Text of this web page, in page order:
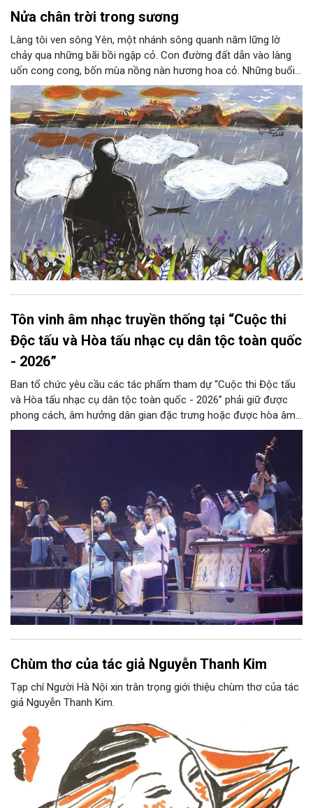
Nửa chân trời trong sương
Làng tôi ven sông Yên, một nhánh sông quanh năm lững lờ
chảy qua những bãi bồi ngập cỏ. Con đường đất dẫn vào làng
uốn cong cong, bốn mùa nồng nàn hương hoa cỏ. Những buổi
hoàng hôn, khi nắng đã dịu xuống phía cuối sông, đám hoa tím
lại thẫm màu như có ai vừa rắc lên một lớp khói.
Tôn vinh âm nhạc truyền thống tại “Cuộc thi
Độc tấu và Hòa tấu nhạc cụ dân tộc toàn quốc
- 2026”
Ban tổ chức yêu cầu các tác phẩm tham dự “Cuộc thi Độc tấu
và Hòa tấu nhạc cụ dân tộc toàn quốc - 2026” phải giữ được
phong cách, âm hưởng dân gian đặc trưng hoặc được hòa âm,
phối khí mới trên nền tảng làn điệu âm nhạc truyền thống Việt
Nam, đồng thời phải được trình diễn trực tiếp bằng nhạc cụ dân
Chùm thơ của tác giả Nguyễn Thanh Kim
Tạp chí Người Hà Nội xin trân trọng giới thiệu chùm thơ của tác
giả Nguyễn Thanh Kim.